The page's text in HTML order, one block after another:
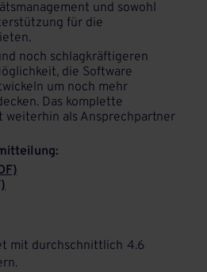
und sowohl
für die
noch schlagkräftigeren
die Software
um noch mehr
Das komplette
weiterhin als Ansprechpartner
mit durchschnittlich 4.6